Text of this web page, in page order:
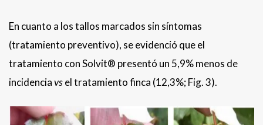
En cuanto a los tallos marcados sin síntomas
(tratamiento preventivo), se evidenció que el
tratamiento con Solvit® presentó un 5,9% menos de
incidenciavsel tratamiento finca (12,3%; Fig. 3).